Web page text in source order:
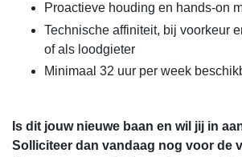
Proactieve houding en hands-on
Technische affiniteit, bij voorkeur
of als loodgieter
Minimaal 32 uur per week
Is dit jouw nieuwe baan en wil jij in
Solliciteer dan vandaag nog voor de